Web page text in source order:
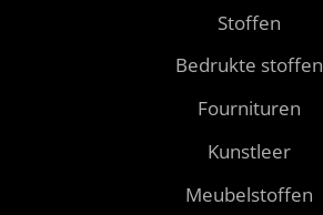
Stoffen
Bedrukte stoffen
Fournituren
Kunstleer
Meubelstoffen